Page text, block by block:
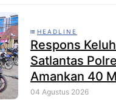
HEADLINE
Respons
Satlantas
Amankan 40
Brong dalam
04 Agustus 2026